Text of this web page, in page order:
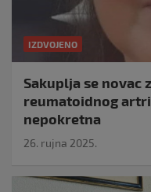
IZDVOJENO
Sakuplja se novac
reumatoidnog
nepokretna
26. rujna 2025.